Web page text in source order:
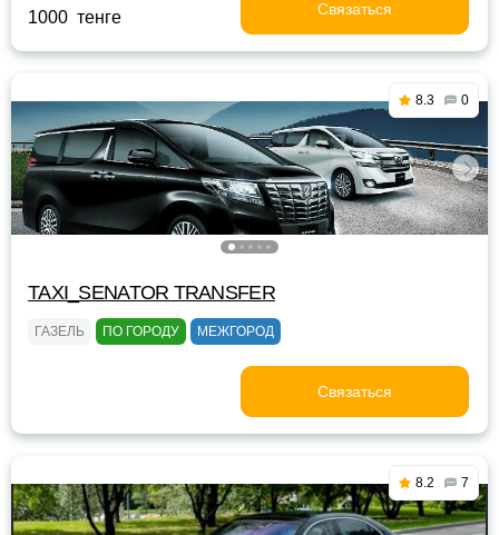
1000 тенге Связаться
8.3 0
TAXI_SENATOR TRANSFER
ГАЗЕЛЬ ПО ГОРОДУ МЕЖГОРОД
Связаться
8.2 7